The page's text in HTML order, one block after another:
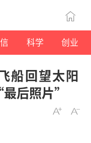
科学 创业
船回望太阳
后照片”